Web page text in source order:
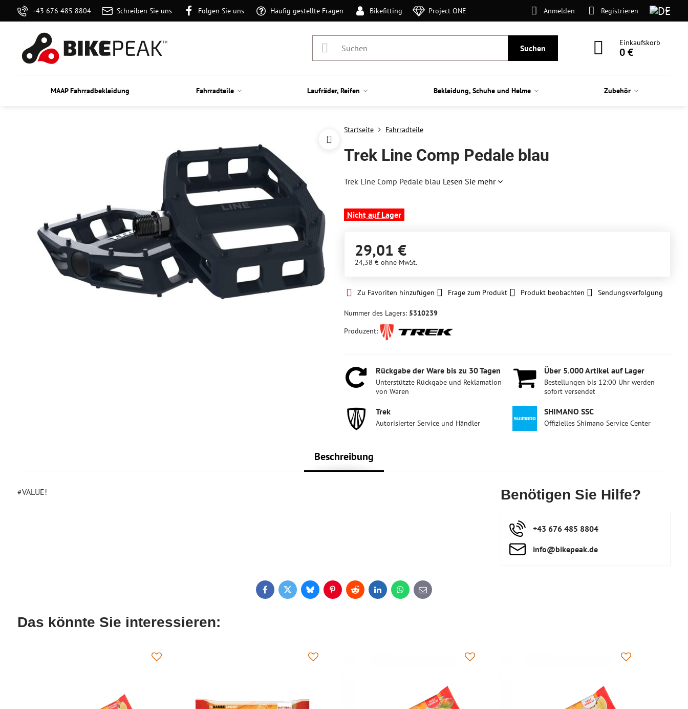
+43 676 485 8804 Schreiben Sie uns Folgen Sie uns Häufig gestellte Fragen Bikefitting Project ONE Anmelden Registrieren
Suchen
Einkaufskorb
0 €
MAAP Fahrradbekleidung Fahrradteile Laufräder, Reifen Bekleidung, Schuhe und Helme Zubehör
Startseite Fahrradteile
Trek Line Comp Pedale blau
Trek Line Comp Pedale blau Lesen Sie mehr
Nicht auf Lager
29,01 €
24,38 € ohne MwSt.
Zu Favoriten hinzufügen Frage zum Produkt Produkt beobachten Sendungsverfolgung
Nummer des Lagers: 5310239
Produzent:
Rückgabe der Ware bis zu 30 Tagen
Unterstützte Rückgabe und Reklamation
von Waren
Über 5​.000 Artikel auf Lager
Bestellungen bis 12:00 Uhr werden
sofort versendet
Trek
Autorisierter Service und Händler
SHIMANO SSC
Offizielles Shimano Service Center
Beschreibung
#VALUE! Benötigen Sie Hilfe?
+43 676 485 8804
info​@bikepeak​.de
FacebookTwitterBlueskyPinterestRedditLinkedInWhatsApp
E-
mail
Das könnte Sie interessieren: